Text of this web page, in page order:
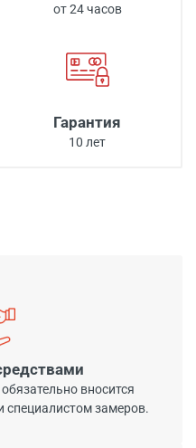
от 24 часов
Гарантия
10 лет
вносится
специалистом замеров.